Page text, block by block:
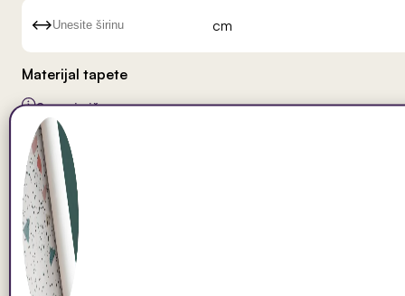
cm
Materijal tapete
Saznaj više